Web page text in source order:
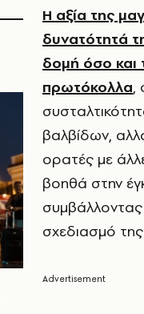
Η αξία της
δυνατότητά
δομή όσο και
πρωτόκολλα,
βαλβίδων,
ορατές με
βοηθά στην
σχεδιασμό